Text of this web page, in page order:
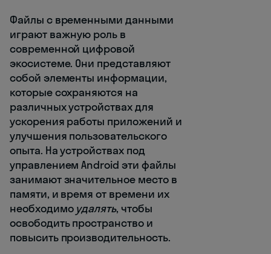
Файлы с временными данными
играют важную роль в
современной цифровой
экосистеме. Они представляют
собой элементы информации,
которые сохраняются на
различных устройствах для
ускорения работы приложений и
улучшения пользовательского
опыта. На устройствах под
управлением Android эти файлы
занимают значительное место в
памяти, и время от времени их
необходимо удалять, чтобы
освободить пространство и
повысить производительность.